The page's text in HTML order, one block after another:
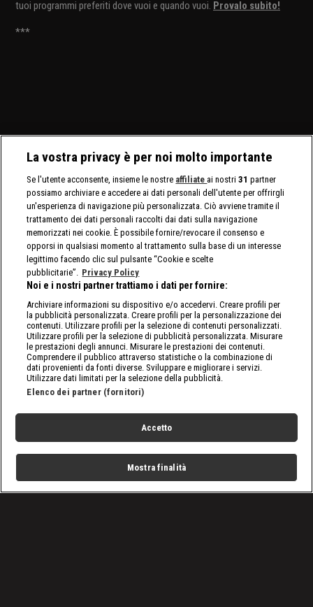
tuoi programmi preferiti dove vuoi e quando vuoi. Provalo subito!
***
La vostra privacy è per noi molto importante
Se l'utente acconsente, insieme le nostre affiliate ai nostri31 partner
possiamo archiviare e accedere ai dati personali dell'utente per offrirgli
un'esperienza di navigazione più personalizzata. Ciò avviene tramite il
trattamento dei dati personali raccolti dai dati sulla navigazione
memorizzati nei cookie. È possibile fornire/revocare il consenso e
opporsi in qualsiasi momento al trattamento sulla base di un interesse
legittimo facendo clic sul pulsante “Cookie e scelte
pubblicitarie”. Privacy Policy
Noi e i nostri partner trattiamo i dati per fornire:
Archiviare informazioni su dispositivo e/o accedervi. Creare profili per
la pubblicità personalizzata. Creare profili per la personalizzazione dei
contenuti. Utilizzare profili per la selezione di contenuti personalizzati.
Utilizzare profili per la selezione di pubblicità personalizzata. Misurare
le prestazioni degli annunci. Misurare le prestazioni dei contenuti.
Comprendere il pubblico attraverso statistiche o la combinazione di
dati provenienti da fonti diverse. Sviluppare e migliorare i servizi.
Utilizzare dati limitati per la selezione della pubblicità.
Elenco dei partner (fornitori)
Accetto
Mostra finalità